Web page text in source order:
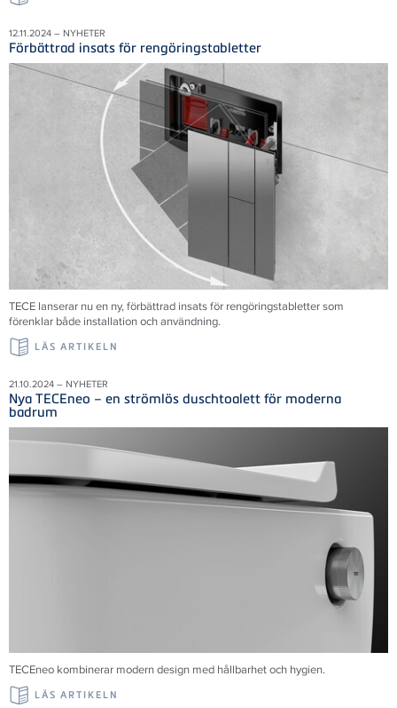
12.11.2024 – NYHETER
Förbättrad insats för rengöringstabletter
TECE lanserar nu en ny, förbättrad insats för rengöringstabletter som
förenklar både installation och användning.
LÄS ARTIKELN
21.10.2024 – NYHETER
Nya TECEneo – en strömlös duschtoalett för moderna
badrum
TECEneo kombinerar modern design med hållbarhet och hygien.
LÄS ARTIKELN